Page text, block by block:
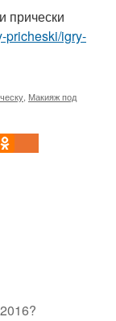
прически
pricheski/igry-
, Макияж под